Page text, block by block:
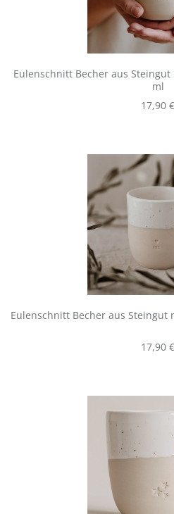
Eulenschnitt Becher aus
ml
17,90 €
Eulenschnitt Becher aus Steingut
17,90 €